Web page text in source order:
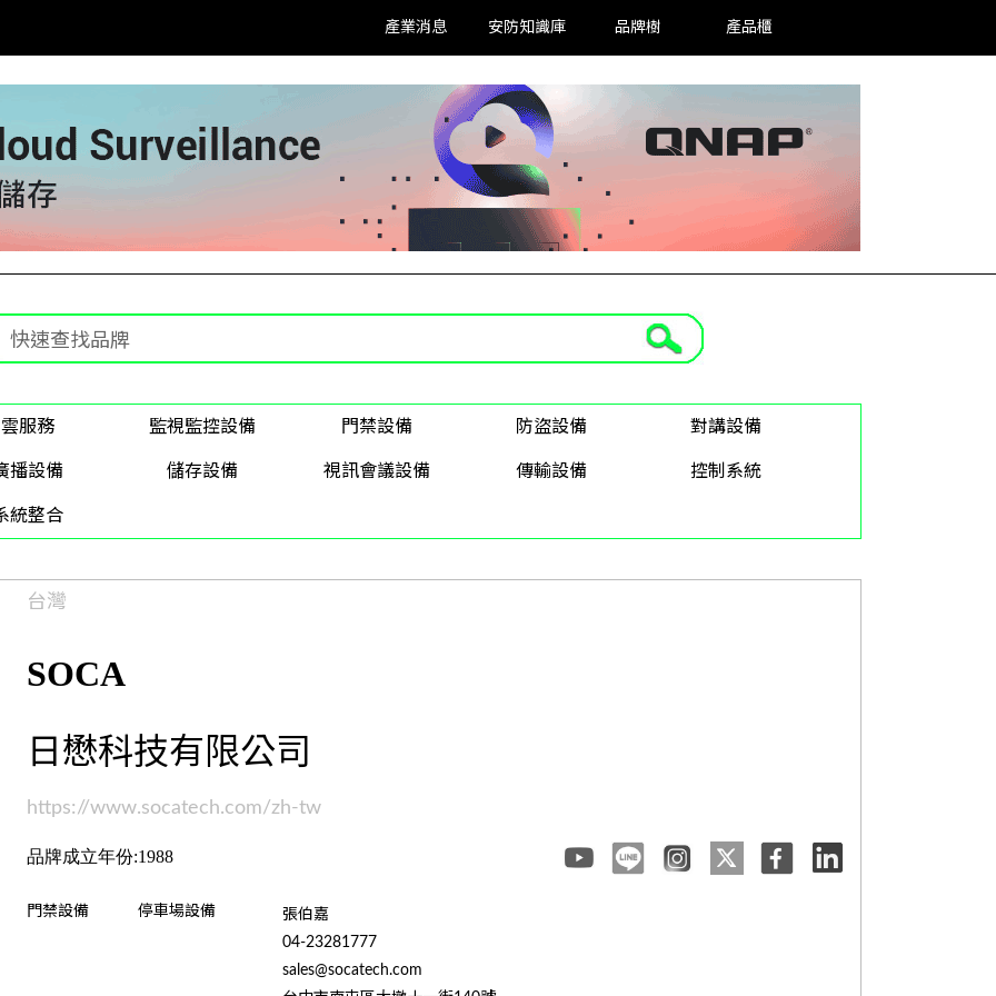
產業消息 安防知識庫 品牌樹 產品櫃
雲服務 監視監控設備 門禁設備 防盜設備
對講設備
播設備
儲存設備 視訊會議設備 傳輸設備
控制系統
統整合
台灣
SOCA
日懋科技有限公司
https://www.socatech.com/zh-tw
品牌成立年份:1988
門禁設備 停車場設備
張伯嘉
04-23281777
sales@socatech.com